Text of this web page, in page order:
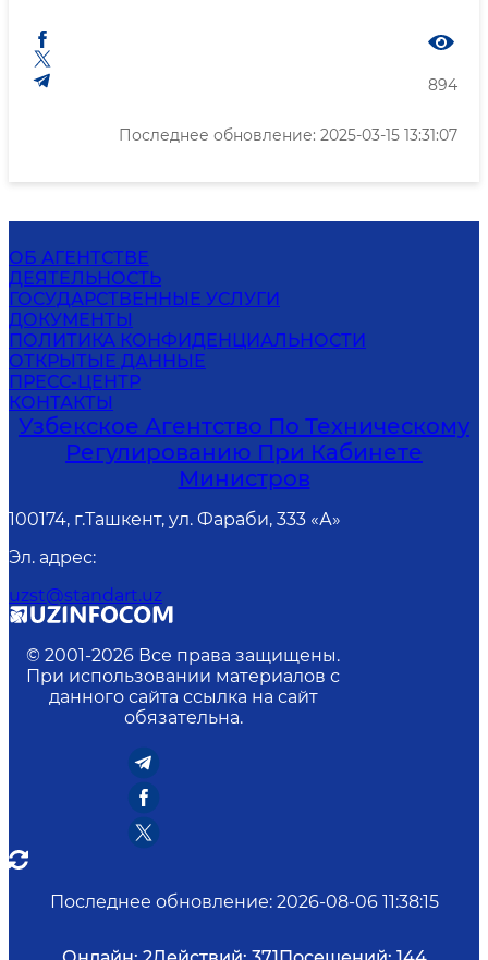
894
Последнее обновление: 2025-03-15 13:31:07
ОБ АГЕНТСТВЕ
ДЕЯТЕЛЬНОСТЬ
ГОСУДАРСТВЕННЫЕ УСЛУГИ
ДОКУМЕНТЫ
ПОЛИТИКА КОНФИДЕНЦИАЛЬНОСТИ
ОТКРЫТЫЕ ДАННЫЕ
ПРЕСС-ЦЕНТР
КОНТАКТЫ
Узбекское Агентство По Техническому
Регулированию При Кабинете
Министров
100174, г.Ташкент, ул. Фараби, 333 «А»
Эл. адрес:
uzst@standart.uz
© 2001-2026 Все права защищены.
При использовании материалов с
данного сайта ссылка на сайт
обязательна.
Последнее обновление: 2026-08-06 11:38:15